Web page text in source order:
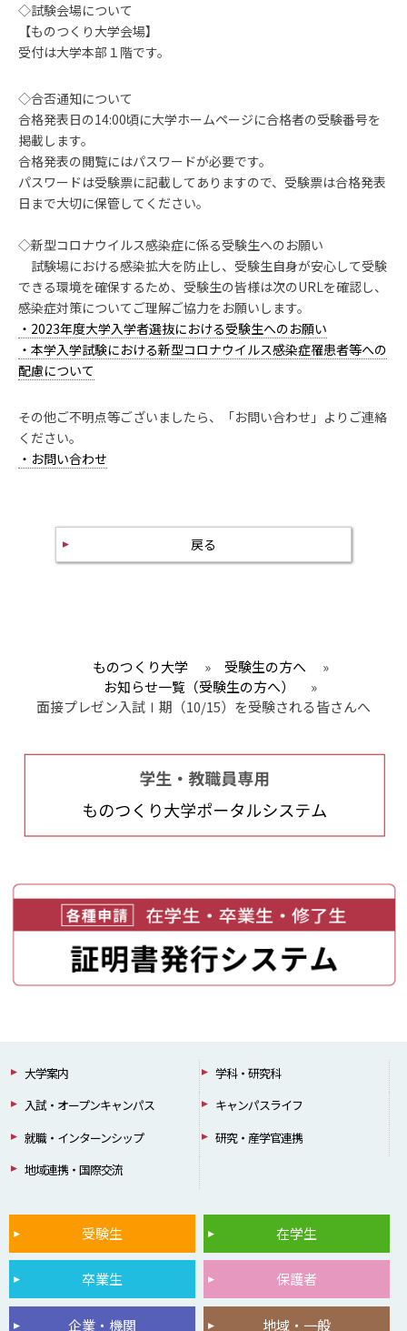
◇試験会場について
【ものつくり大学会場】
受付は大学本部１階です。
◇合否通知について
合格発表日の14:00頃に大学ホームページに合格者の受験番号を
掲載します。
合格発表の閲覧にはパスワードが必要です。
パスワードは受験票に記載してありますので、受験票は合格発表
日まで大切に保管してください。
◇新型コロナウイルス感染症に係る受験生へのお願い
試験場における感染拡大を防止し、受験生自身が安心して受験
できる環境を確保するため、受験生の皆様は次のURLを確認し、
感染症対策についてご理解ご協力をお願いします。
・2023年度大学入学者選抜における受験生へのお願い
・本学入学試験における新型コロナウイルス感染症罹患者等への
配慮について
その他ご不明点等ございましたら、「お問い合わせ」よりご連絡
ください。
・お問い合わせ
戻る
ものつくり大学 » 受験生の方へ
»
お知らせ一覧（受験生の方へ）
»
面接プレゼン入試Ⅰ期（10/15）を受験される皆さんへ
大学案内
学科・研究科
入試・オープンキャンパス
キャンパスライフ
就職・インターンシップ
研究・産学官連携
地域連携・国際交流
受験生 在学生
卒業生 保護者
企業・機関 地域・一般